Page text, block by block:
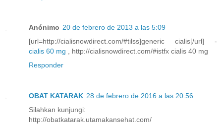
Anónimo 20 de febrero de 2013 a las 5:09
[url=http://cialisnowdirect.com/#tilss]generic cialis[/url] -
cialis 60 mg , http://cialisnowdirect.com/#istfx cialis 40 mg
Responder
OBAT KATARAK 28 de febrero de 2016 a las 20:56
Silahkan kunjungi:
http://obatkatarak.utamakansehat.com/